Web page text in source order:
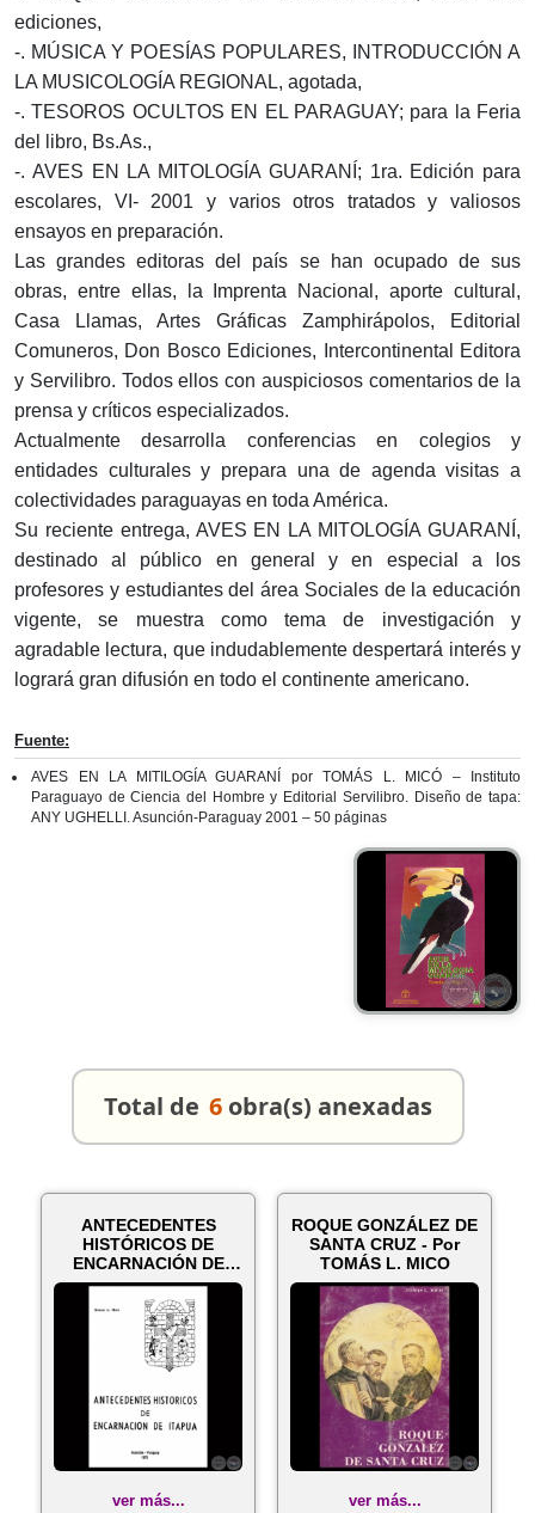
ediciones,
-. MÚSICA Y POESÍAS POPULARES, INTRODUCCIÓN A
LA MUSICOLOGÍA REGIONAL, agotada,
-. TESOROS OCULTOS EN EL PARAGUAY; para la Feria
del libro, Bs.As.,
-. AVES EN LA MITOLOGÍA GUARANÍ; 1ra. Edición para
escolares, VI- 2001 y varios otros tratados y valiosos
ensayos en preparación.
Las grandes editoras del país se han ocupado de sus
obras, entre ellas, la Imprenta Nacional, aporte cultural,
Casa Llamas, Artes Gráficas Zamphirápolos, Editorial
Comuneros, Don Bosco Ediciones, Intercontinental Editora
y Servilibro. Todos ellos con auspiciosos comentarios de la
prensa y críticos especializados.
Actualmente desarrolla conferencias en colegios y
entidades culturales y prepara una de agenda visitas a
colectividades paraguayas en toda América.
Su reciente entrega, AVES EN LA MITOLOGÍA GUARANÍ,
destinado al público en general y en especial a los
profesores y estudiantes del área Sociales de la educación
vigente, se muestra como tema de investigación y
agradable lectura, que indudablemente despertará interés y
logrará gran difusión en todo el continente americano.
Fuente:
AVES EN LA MITILOGÍA GUARANÍ por TOMÁS L. MICÓ – Instituto
Paraguayo de Ciencia del Hombre y Editorial Servilibro. Diseño de tapa:
ANY UGHELLI. Asunción-Paraguay 2001 – 50 páginas
Total de 6 obra(s) anexadas
ANTECEDENTES
HISTÓRICOS DE
ENCARNACIÓN DE
ITAPUA - Por TOMÁS
L. M...
ver más...
ROQUE GONZÁLEZ DE
SANTA CRUZ - Por
TOMÁS L. MICO
ver más...